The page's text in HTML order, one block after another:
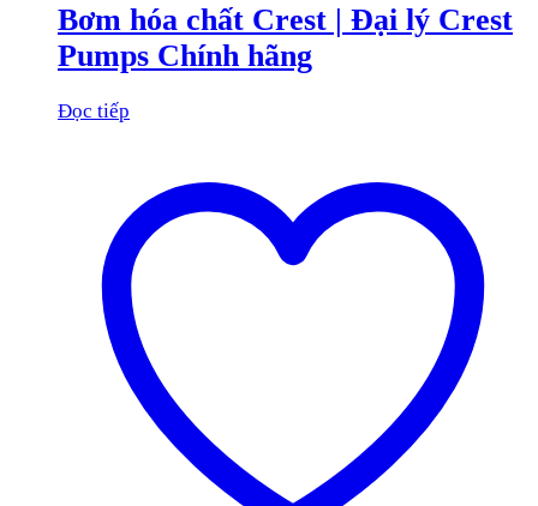
Bơm hóa chất Crest | Đại lý Crest
Pumps Chính hãng
Đọc tiếp